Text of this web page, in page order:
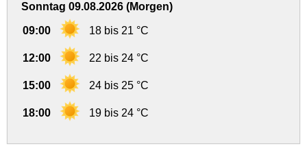
Sonntag 09.08.2026 (Morgen)
09:00 18 bis 21 °C
12:00 22 bis 24 °C
15:00 24 bis 25 °C
18:00 19 bis 24 °C